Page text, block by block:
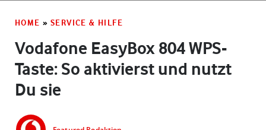
HOME » SERVICE & HILFE
Vodafone EasyBox 804 WPS-
Taste: So aktivierst und nutzt
Du sie